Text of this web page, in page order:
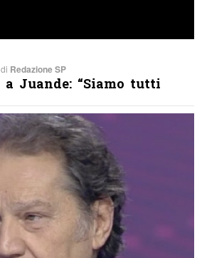
Redazione SP
Juande: “Siamo tutti